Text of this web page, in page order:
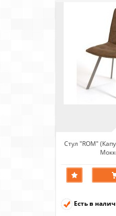
Стул "ROM"
Есть в